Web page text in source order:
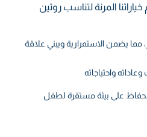
المرنة لتناسب روتين
يضمن الاستمرارية ويبني علاقة
واحتياجاته
على بيئة مستقرة لطفل